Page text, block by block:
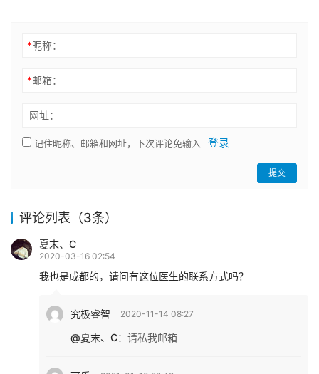
*昵称：
*邮箱：
网址：
记住昵称、邮箱和网址，下次评论免输入 登录
提交
评论列表（3条）
夏末、C
2020-03-16 02:54
我也是成都的，请问有这位医生的联系方式吗？
究极睿智 2020-11-14 08:27
@夏末、C： 请私我邮箱